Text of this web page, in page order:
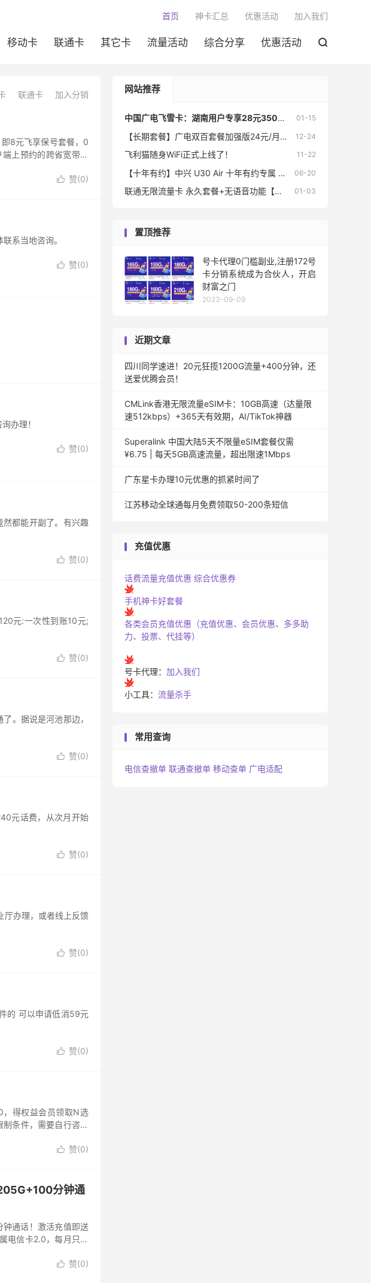
移动卡 联通卡 其它卡 流量活动 综合分享 优惠活动 
首页 神卡汇总 优惠活动 加入我们
联通卡 加入分销
8元飞享保号套餐，0
上预约的跨省宽带，
 赞(0)
系当地咨询。
 赞(0)
办理！
 赞(0)
都能开副了。有兴趣
 赞(0)
元:一次性到账10元;
 赞(0)
。据说是河池那边，
 赞(0)
元话费，从次月开始
 赞(0)
办理，或者线上反馈
 赞(0)
的 可以申请低消59元
 赞(0)
，得权益会员领取N选
条件，需要自行咨询
 赞(0)
分钟通
通话！激活充值即送
电信卡2.0，每月只需
 赞(0)
网站推荐
01-15
中国广电飞雪卡：湖南用户专享28元350G+200分钟
12-24
【长期套餐】广电双百套餐加强版24元/月：150G全国通用流量+150分钟通话+本地归属地+流量可结转
11-22
飞利猫随身WiFi正式上线了！
06-20
【十年有约】中兴 U30 Air 十年有约专属 送十年的免费流量
01-03
联通无限流量卡 永久套餐+无语音功能【云南、广西可发】（非物联卡）
置顶推荐
号卡代理0门槛副业,注册172号
卡分销系统成为合伙人，开启
财富之门
2023-09-09
近期文章
四川同学速进！20元狂揽1200G流量+400分钟，还
送爱优腾会员！
CMLink香港无限流量eSIM卡：10GB高速（达量限
速512kbps）+365天有效期，AI/TikTok神器
Superalink 中国大陆5天不限量eSIM套餐仅需
¥6.75 | 每天5GB高速流量，超出限速1Mbps
广东星卡办理10元优惠的抓紧时间了
江苏移动全球通每月免费领取50-200条短信
充值优惠
话费流量充值优惠 综合优惠券
手机神卡好套餐
各类会员充值优惠（充值优惠、会员优惠、多多助
力、投票、代挂等）
号卡代理： 加入我们
小工具： 流量杀手
常用查询
电信查撤单 联通查撤单 移动查单 广电适配